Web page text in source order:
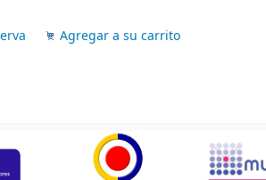
Agregar a su carrito